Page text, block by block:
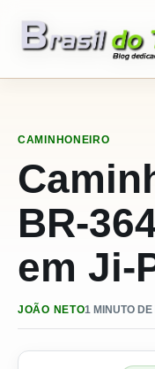
CAMINHONEIRO
BR-
em Ji-
JOÃO NETO1 MINUTO